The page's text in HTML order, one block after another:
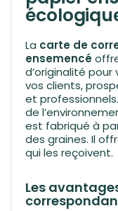
La carte de
ensemencé
d’originalité
vos clients,
et
de
est fabriqué à
des graines. Il
qui les reçoivent.
Les